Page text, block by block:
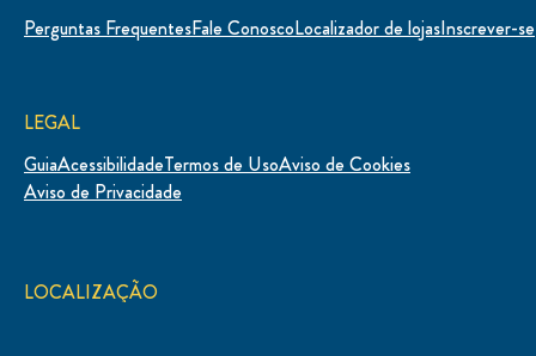
Perguntas FrequentesFale ConoscoLocalizador de lojasInscrever-se
LEGAL
GuiaAcessibilidadeTermos de UsoAviso de Cookies
Aviso de Privacidade
LOCALIZAÇÃO